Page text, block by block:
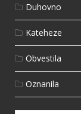
Duhovno
Kateheze
Obvestila
Oznanila